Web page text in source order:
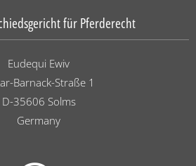
für Pferderecht
Eudequi Ewiv
Barnack-Straße 1
D-35606 Solms
Germany